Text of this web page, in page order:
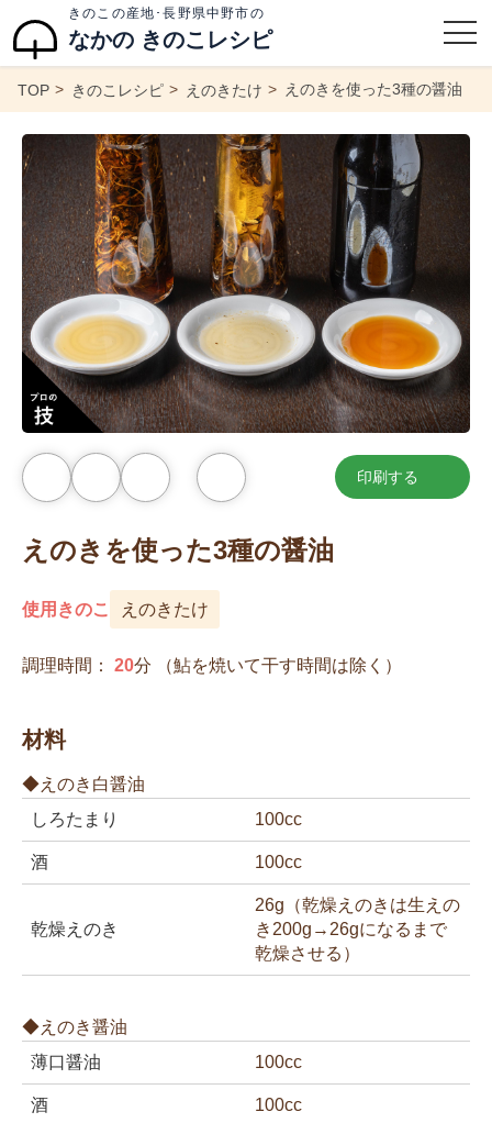
きのこの産地･長野県中野市の
なかの きのこレシピ
TOP きのこレシピ えのきたけ えのきを使った3種の醤油
気
入
り
印刷する
えのきを使った3種の醤油
使用きのこ えのきたけ
調理時間： 20分 （鮎を焼いて干す時間は除く）
材料
◆えのき白醤油
しろたまり
100cc
酒 100cc
乾燥えのき
26g（乾燥えのきは生えの
き200g→26gになるまで
乾燥させる）
◆えのき醤油
薄口醤油
100cc
酒 100cc